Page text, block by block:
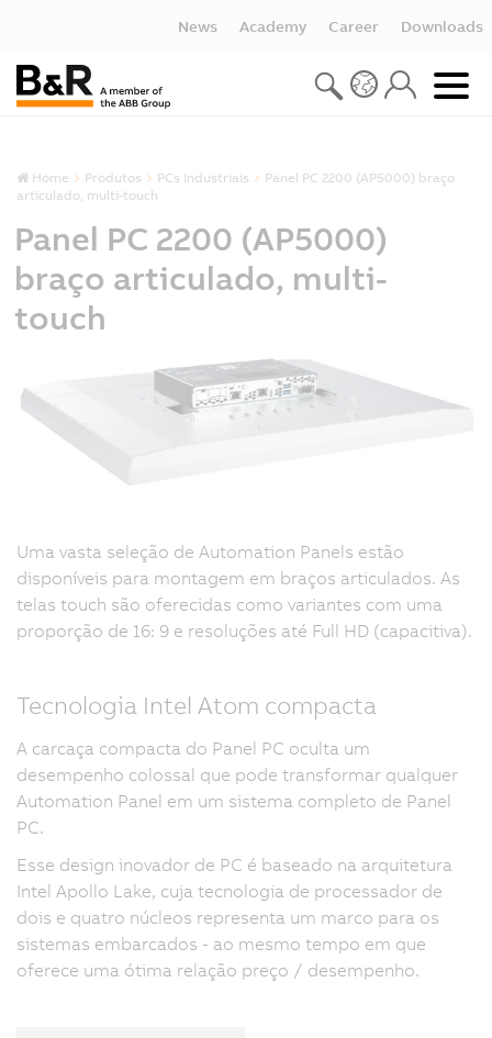
News Academy Career Downloads
Home Produtos PCs Industriais
Panel PC 2200 (AP5000) braço
articulado, multi-touch
Panel PC 2200 (AP5000)
braço articulado, multi-
touch
Uma vasta seleção de Automation Panels estão
disponíveis para montagem em braços articulados. As
telas touch são oferecidas como variantes com uma
proporção de 16: 9 e resoluções até Full HD (capacitiva).
Tecnologia Intel Atom compacta
A carcaça compacta do Panel PC oculta um
desempenho colossal que pode transformar qualquer
Automation Panel em um sistema completo de Panel
PC.
Esse design inovador de PC é baseado na arquitetura
Intel Apollo Lake, cuja tecnologia de processador de
dois e quatro núcleos representa um marco para os
sistemas embarcados - ao mesmo tempo em que
oferece uma ótima relação preço / desempenho.